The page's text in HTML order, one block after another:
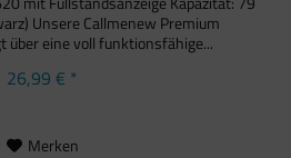
Unsere Callmenew Premium
über eine voll funktionsfähige...
26,99 € *
Merken